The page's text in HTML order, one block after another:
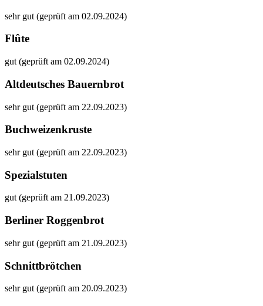
sehr gut (geprüft am 02.09.2024)
Flûte
gut (geprüft am 02.09.2024)
Altdeutsches Bauernbrot
sehr gut (geprüft am 22.09.2023)
Buchweizenkruste
sehr gut (geprüft am 22.09.2023)
Spezialstuten
gut (geprüft am 21.09.2023)
Berliner Roggenbrot
sehr gut (geprüft am 21.09.2023)
Schnittbrötchen
sehr gut (geprüft am 20.09.2023)